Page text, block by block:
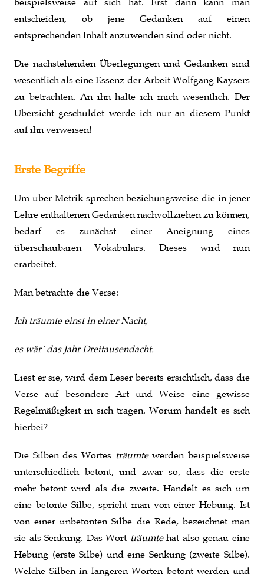
entscheiden, ob jene Gedanken auf einen
entsprechenden Inhalt anzuwenden sind oder nicht.
Die nachstehenden Überlegungen und Gedanken sind
wesentlich als eine Essenz der Arbeit Wolfgang Kaysers
zu betrachten. An ihn halte ich mich wesentlich. Der
Übersicht geschuldet werde ich nur an diesem Punkt
auf ihn verweisen!
Erste Begriffe
Um über Metrik sprechen beziehungsweise die in jener
Lehre enthaltenen Gedanken nachvollziehen zu können,
bedarf es zunächst einer Aneignung eines
überschaubaren Vokabulars. Dieses wird nun
erarbeitet.
Man betrachte die Verse:
Ich träumte einst in einer Nacht,
es wär´ das Jahr Dreitausendacht.
Liest er sie, wird dem Leser bereits ersichtlich, dass die
Verse auf besondere Art und Weise eine gewisse
Regelmäßigkeit in sich tragen. Worum handelt es sich
hierbei?
Die Silben des Wortes träumtewerden beispielsweise
unterschiedlich betont, und zwar so, dass die erste
mehr betont wird als die zweite. Handelt es sich um
eine betonte Silbe, spricht man von einer Hebung. Ist
von einer unbetonten Silbe die Rede, bezeichnet man
sie als Senkung. Das Wort träumtehat also genau eine
Hebung (erste Silbe) und eine Senkung (zweite Silbe).
Welche Silben in längeren Worten betont werden und